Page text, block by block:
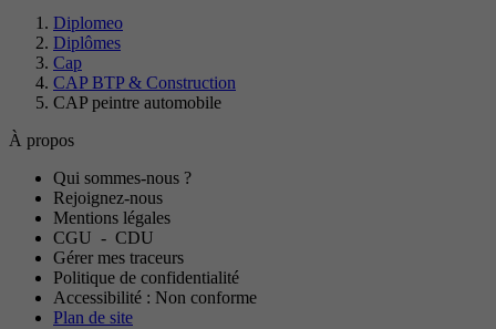
Diplomeo
Diplômes
Cap
CAP BTP & Construction
CAP peintre automobile
À propos
Qui sommes-nous ?
Rejoignez-nous
Mentions légales
CGU - CDU
Gérer mes traceurs
Politique de confidentialité
Accessibilité : Non conforme
Plan de site